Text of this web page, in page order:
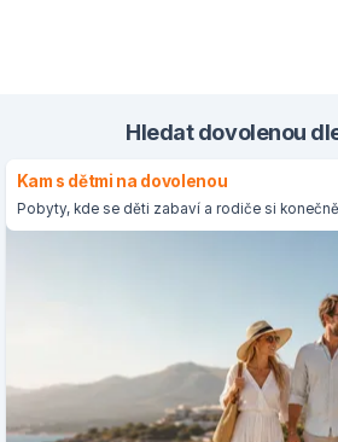
Hledat dovolenou
Kam s dětmi na dovolenou
Pobyty, kde se děti zabaví a rodiče si